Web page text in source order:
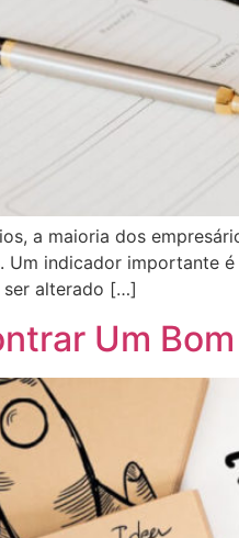
a maioria dos
Um indicador importante
alterado […]
Um